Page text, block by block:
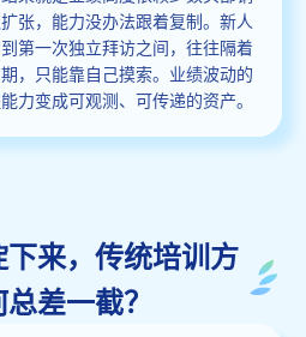
张，能力没办法跟着复制。新人
第一次独立拜访之间，往往隔着
，只能靠自己摸索。业绩波动的
力变成可观测、可传递的资产。
来，传统培训方
差一截？